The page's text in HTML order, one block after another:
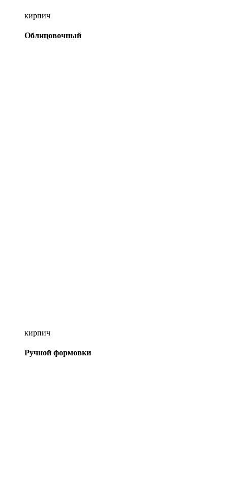
кирпич
Облицовочный
кирпич
Ручной формовки